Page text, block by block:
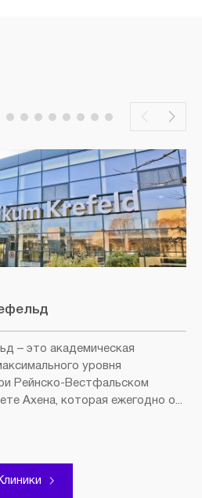
– это академическая
уровня
Рейнско-Вестфальском
Ахена, которая ежегодно о...